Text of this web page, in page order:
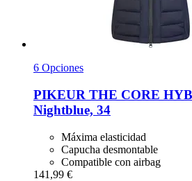
6 Opciones
PIKEUR THE CORE
Nightblue, 34
Máxima elasticidad
Capucha desmontable
Compatible con airbag
141,99 €